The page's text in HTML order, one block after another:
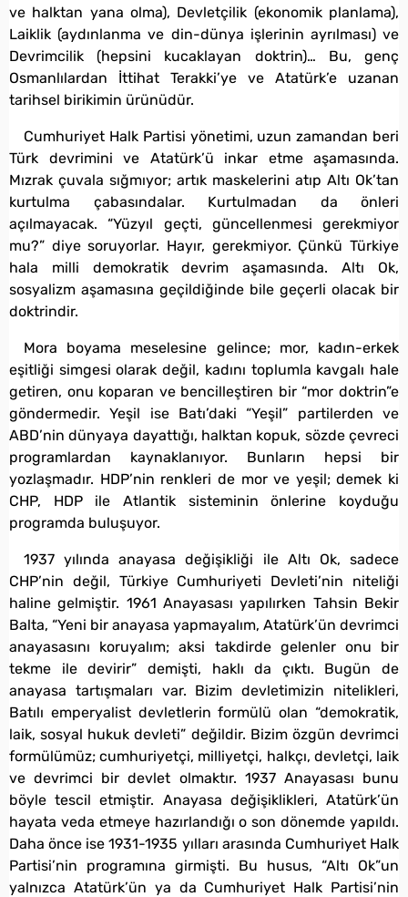
ve halktan yana olma), Devletçilik (ekonomik planlama),
Laiklik (aydınlanma ve din-dünya işlerinin ayrılması) ve
Devrimcilik (hepsini kucaklayan doktrin)… Bu, genç
Osmanlılardan İttihat Terakki’ye ve Atatürk’e uzanan
tarihsel birikimin ürünüdür.
Cumhuriyet Halk Partisi yönetimi, uzun zamandan beri
Türk devrimini ve Atatürk’ü inkar etme aşamasında.
Mızrak çuvala sığmıyor; artık maskelerini atıp Altı Ok’tan
kurtulma çabasındalar. Kurtulmadan da önleri
açılmayacak. “Yüzyıl geçti, güncellenmesi gerekmiyor
mu?” diye soruyorlar. Hayır, gerekmiyor. Çünkü Türkiye
hala milli demokratik devrim aşamasında. Altı Ok,
sosyalizm aşamasına geçildiğinde bile geçerli olacak bir
doktrindir.
Mora boyama meselesine gelince; mor, kadın-erkek
eşitliği simgesi olarak değil, kadını toplumla kavgalı hale
getiren, onu koparan ve bencilleştiren bir “mor doktrin”e
göndermedir. Yeşil ise Batı’daki “Yeşil” partilerden ve
ABD’nin dünyaya dayattığı, halktan kopuk, sözde çevreci
programlardan kaynaklanıyor. Bunların hepsi bir
yozlaşmadır. HDP’nin renkleri de mor ve yeşil; demek ki
CHP, HDP ile Atlantik sisteminin önlerine koyduğu
programda buluşuyor.
1937 yılında anayasa değişikliği ile Altı Ok, sadece
CHP’nin değil, Türkiye Cumhuriyeti Devleti’nin niteliği
haline gelmiştir. 1961 Anayasası yapılırken Tahsin Bekir
Balta, “Yeni bir anayasa yapmayalım, Atatürk’ün devrimci
anayasasını koruyalım; aksi takdirde gelenler onu bir
tekme ile devirir” demişti, haklı da çıktı. Bugün de
anayasa tartışmaları var. Bizim devletimizin nitelikleri,
Batılı emperyalist devletlerin formülü olan “demokratik,
laik, sosyal hukuk devleti” değildir. Bizim özgün devrimci
formülümüz; cumhuriyetçi, milliyetçi, halkçı, devletçi, laik
ve devrimci bir devlet olmaktır. 1937 Anayasası bunu
böyle tescil etmiştir. Anayasa değişiklikleri, Atatürk’ün
hayata veda etmeye hazırlandığı o son dönemde yapıldı.
Daha önce ise 1931-1935 yılları arasında Cumhuriyet Halk
Partisi’nin programına girmişti. Bu husus, “Altı Ok”un
yalnızca Atatürk’ün ya da Cumhuriyet Halk Partisi’nin